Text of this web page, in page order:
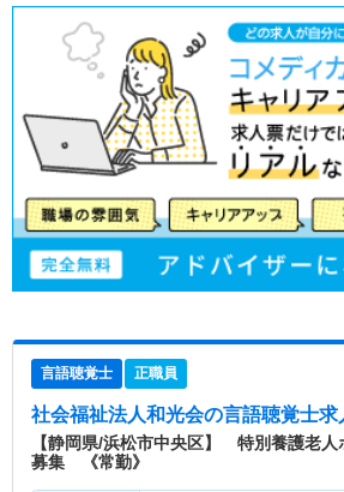
言語聴覚士 正職員
社会福祉法人和光会の言語聴覚士求
【静岡県/浜松市中央区】 特別養護老人
募集 《常勤》